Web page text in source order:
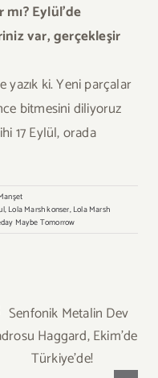
Eylül’de
var, gerçekleşir
ki. Yeni parçalar
bitmesini diliyoruz
17 Eylül, orada
,Lola Marsh konser,Lola Marsh
Maybe Tomorrow